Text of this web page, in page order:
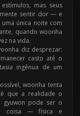
mas seus
sentir dor — e
única noite com
quando woonha
na vida.
diz desprezar:
casto até o
ingênua de um
woonha tenta
que a realidade o
gyuwon pode ser o
coisa — física e